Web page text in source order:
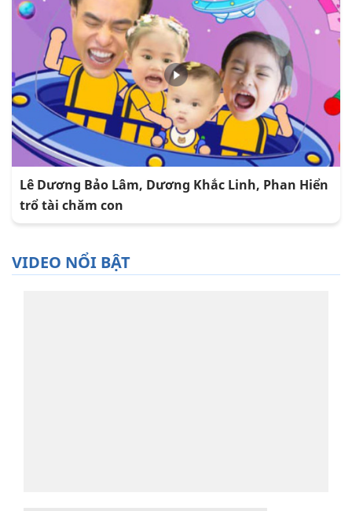
Lê Dương Bảo Lâm, Dương Khắc Linh, Phan Hiển
trổ tài chăm con
VIDEO NỔI BẬT